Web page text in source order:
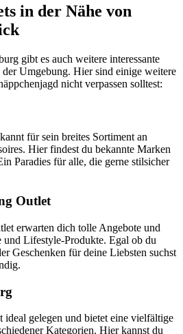
in der Nähe von
gibt es auch weitere interessante
Umgebung. Hier sind einige weitere
nicht verpassen solltest:
für sein breites Sortiment an
Hier findest du bekannte Marken
Paradies für alle, die gerne stilsicher
Outlet
erwarten dich tolle Angebote und
und Lifestyle-Produkte. Egal ob du
Geschenken für deine Liebsten suchst
gelegen und bietet eine vielfältige
Kategorien. Hier kannst du